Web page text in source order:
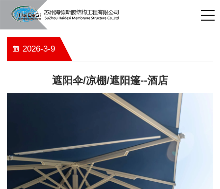
2026-3-9
遮阳伞/凉棚/遮阳篷--酒店